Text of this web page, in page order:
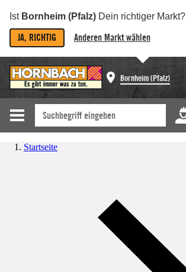
Ist Bornheim (Pfalz) Dein richtiger Markt?
JA, RICHTIG Anderen Markt wählen
Bornheim (Pfalz)
Startseite